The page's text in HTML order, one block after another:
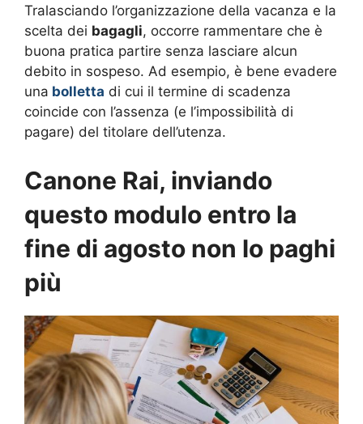
Tralasciando l’organizzazione della vacanza e la
scelta dei bagagli, occorre rammentare che è
buona pratica partire senza lasciare alcun
debito in sospeso. Ad esempio, è bene evadere
una bolletta di cui il termine di scadenza
coincide con l’assenza (e l’impossibilità di
pagare) del titolare dell’utenza.
Canone Rai, inviando
questo modulo entro la
fine di agosto non lo paghi
più